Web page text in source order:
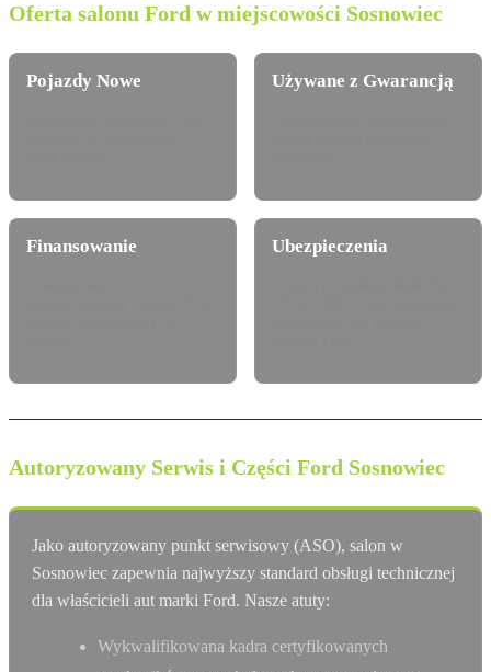
Oferta salonu Ford w miejscowości Sosnowiec
Pojazdy Nowe Używane z Gwarancją
Finansowanie Ubezpieczenia
Autoryzowany Serwis i Części Ford Sosnowiec
Jako autoryzowany punkt serwisowy (ASO), salon w
Sosnowiec zapewnia najwyższy standard obsługi technicznej
dla właścicieli aut marki Ford. Nasze atuty:
Wykwalifikowana kadra certyfikowanych